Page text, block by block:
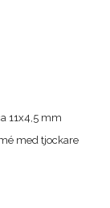
11x4,5 mm
med tjockare